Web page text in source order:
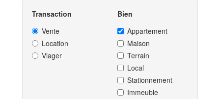
Transaction
Vente
Location
Viager
Bien
Appartement
Maison
Terrain
Local
Stationnement
Immeuble